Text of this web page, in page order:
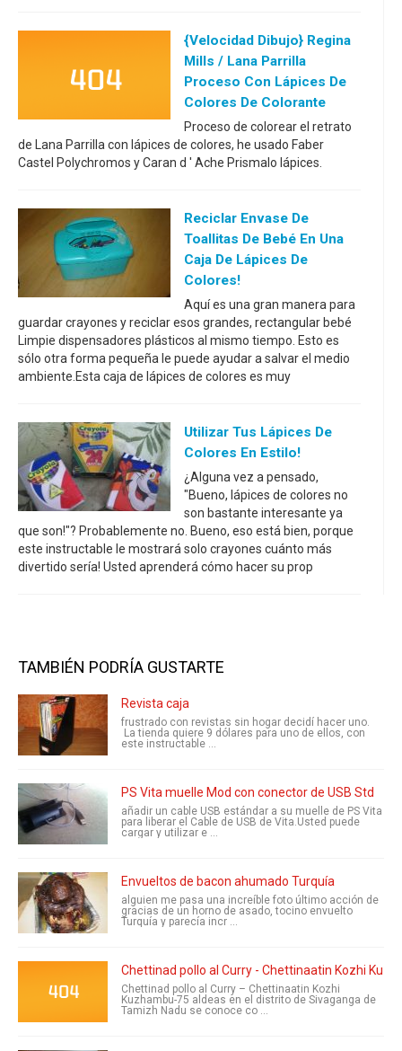
{Velocidad Dibujo} Regina
Mills / Lana Parrilla
Proceso Con Lápices De
Colores De Colorante
Proceso de colorear el retrato
de Lana Parrilla con lápices de colores, he usado Faber
Castel Polychromos y Caran d ' Ache Prismalo lápices.
Reciclar Envase De
Toallitas De Bebé En Una
Caja De Lápices De
Colores!
Aquí es una gran manera para
guardar crayones y reciclar esos grandes, rectangular bebé
Limpie dispensadores plásticos al mismo tiempo. Esto es
sólo otra forma pequeña le puede ayudar a salvar el medio
ambiente.Esta caja de lápices de colores es muy
Utilizar Tus Lápices De
Colores En Estilo!
¿Alguna vez a pensado,
"Bueno, lápices de colores no
son bastante interesante ya
que son!"? Probablemente no. Bueno, eso está bien, porque
este instructable le mostrará solo crayones cuánto más
divertido sería! Usted aprenderá cómo hacer su prop
TAMBIÉN PODRÍA GUSTARTE
Revista caja
frustrado con revistas sin hogar decidí hacer uno.
La tienda quiere 9 dólares para uno de ellos, con
este instructable ...
PS Vita muelle Mod con conector de USB Std
añadir un cable USB estándar a su muelle de PS Vita
para liberar el Cable de USB de Vita.Usted puede
cargar y utilizar e ...
Envueltos de bacon ahumado Turquía
alguien me pasa una increíble foto último acción de
gracias de un horno de asado, tocino envuelto
Turquía y parecía incr ...
Chettinad pollo al Curry - Chettinaatin Kozhi
Chettinad pollo al Curry – Chettinaatin Kozhi
Kuzhambu-75 aldeas en el distrito de Sivaganga de
Tamizh Nadu se conoce co ...